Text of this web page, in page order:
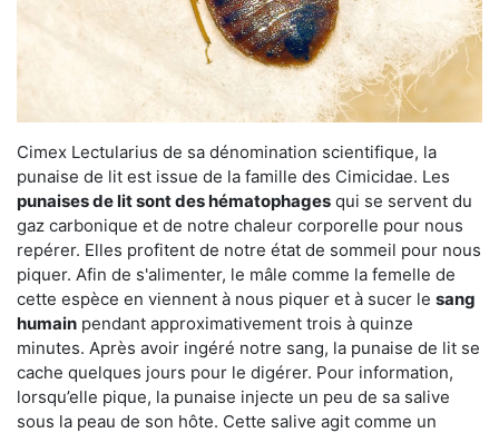
Cimex Lectularius de sa dénomination scientifique, la
punaise de lit est issue de la famille des Cimicidae. Les
punaises de lit sont des hématophages qui se servent du
gaz carbonique et de notre chaleur corporelle pour nous
repérer. Elles profitent de notre état de sommeil pour nous
piquer. Afin de s'alimenter, le mâle comme la femelle de
cette espèce en viennent à nous piquer et à sucer le sang
humain pendant approximativement trois à quinze
minutes. Après avoir ingéré notre sang, la punaise de lit se
cache quelques jours pour le digérer. Pour information,
lorsqu’elle pique, la punaise injecte un peu de sa salive
sous la peau de son hôte. Cette salive agit comme un